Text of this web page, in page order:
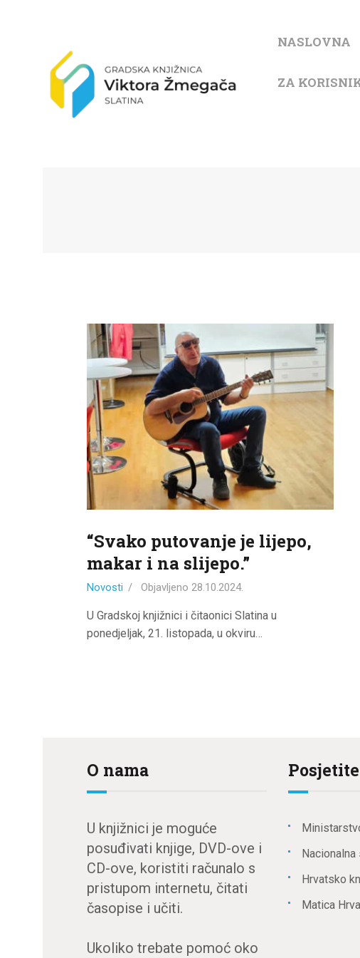
NASLOVNA
ZA
“Svako putovanje je lijepo,
makar i na slijepo.”
Novosti Objavljeno 28.10.2024.
U Gradskoj knjižnici i čitaonici Slatina u
ponedjeljak, 21. listopada, u okviru…
O nama
U knjižnici je moguće
posuđivati knjige, DVD-ove i
CD-ove, koristiti računalo s
pristupom internetu, čitati
časopise i učiti.
Ukoliko trebate pomoć oko
Posjetite
Hrvatsko
Matica